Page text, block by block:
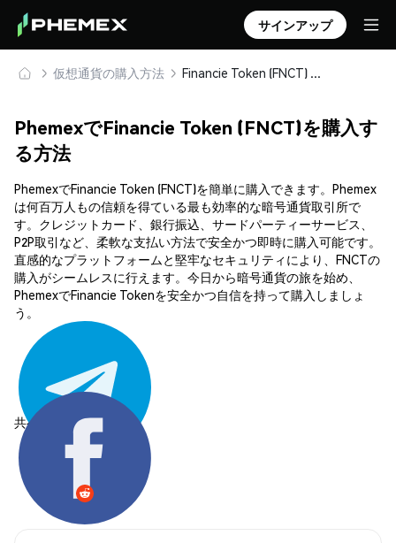
サインアップ
仮想通貨の購入方法 Financie Token (FNCT) を安全に購入・保管
PhemexでFinancie Token (FNCT)を購入す
る方法
PhemexでFinancie Token (FNCT)を簡単に購入できます。Phemex
は何百万人もの信頼を得ている最も効率的な暗号通貨取引所で
す。クレジットカード、銀行振込、サードパーティーサービス、
P2P取引など、柔軟な支払い方法で安全かつ即時に購入可能です。
直感的なプラットフォームと堅牢なセキュリティにより、FNCTの
購入がシームレスに行えます。今日から暗号通貨の旅を始め、
PhemexでFinancie Tokenを安全かつ自信を持って購入しましょ
う。
共有する: